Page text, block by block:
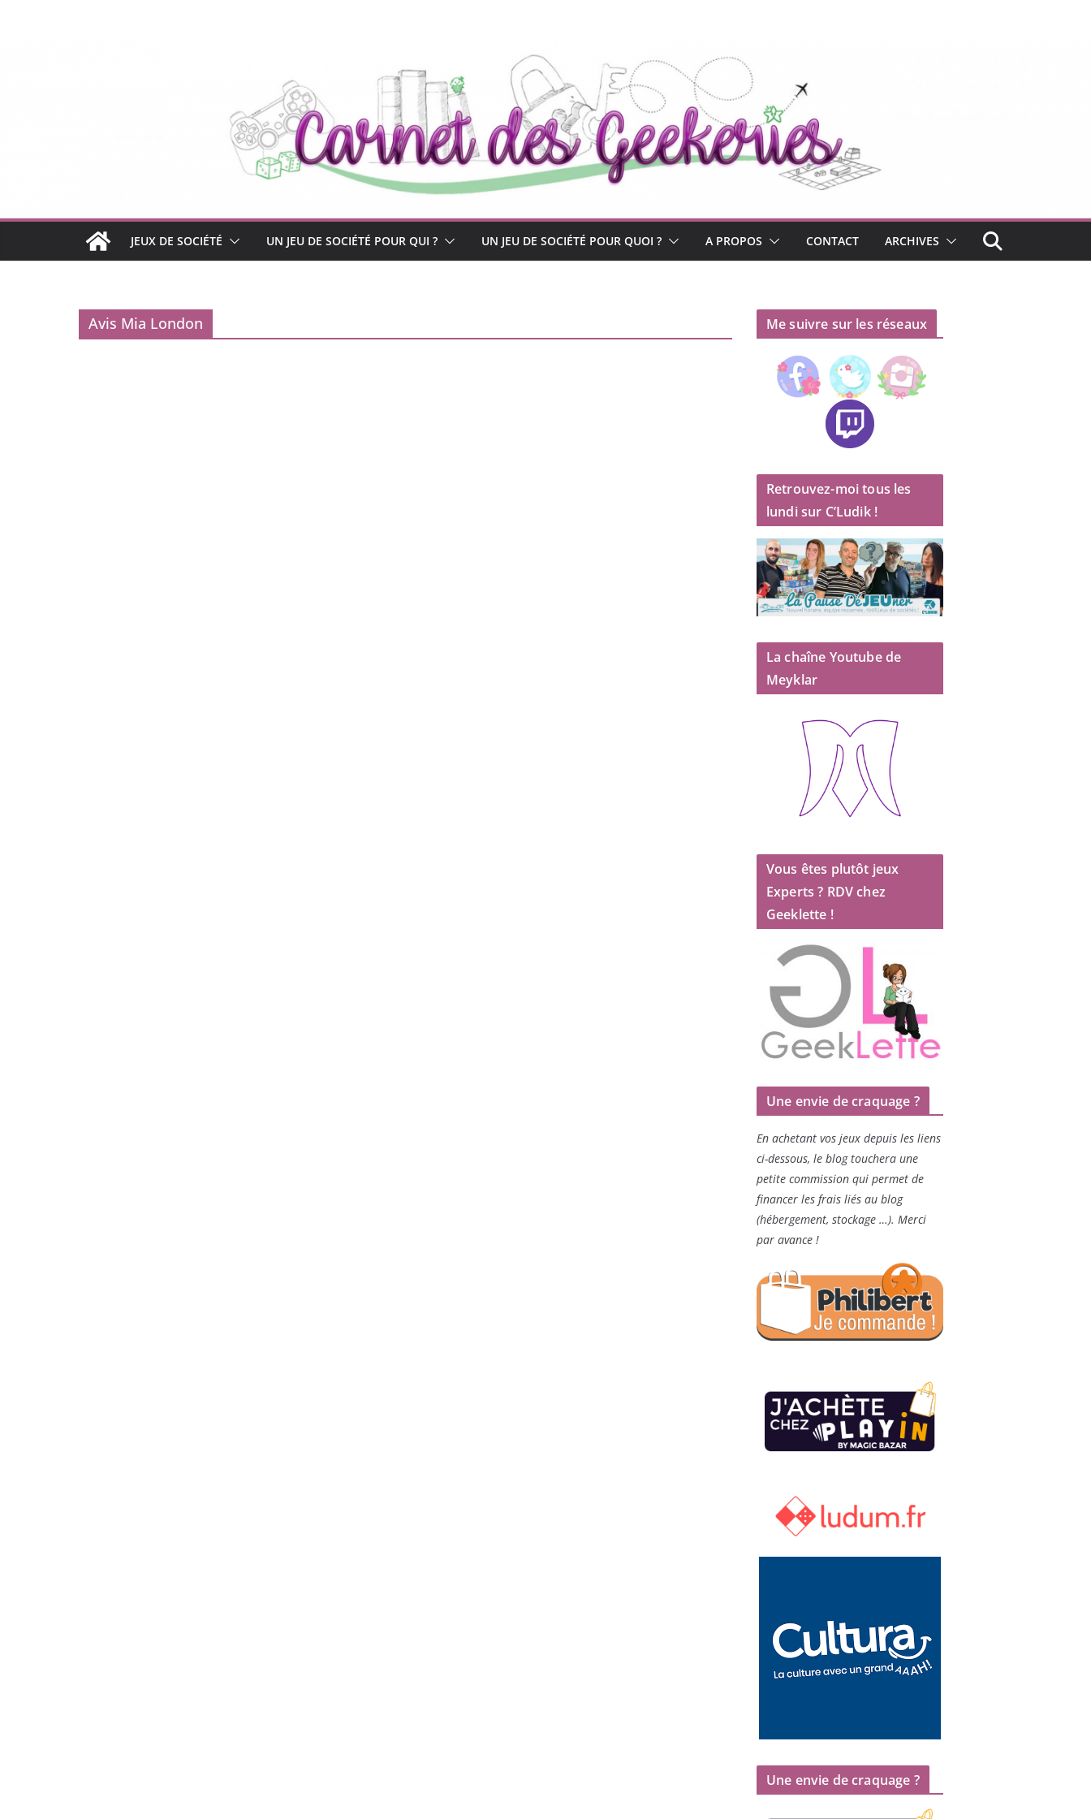
JEUX DE SOCIÉTÉ UN JEU DE SOCIÉTÉ POUR QUI ? UN JEU DE SOCIÉTÉ POUR QUOI ? A PROPOS CONTACT ARCHIVES
Avis Mia London Me suivre sur les réseaux
Retrouvez-moi tous les
lundi sur C’Ludik !
La chaîne Youtube de
Meyklar
Vous êtes plutôt jeux
Experts ? RDV chez
Geeklette !
Une envie de craquage ?
En achetant vos jeux depuis les liens
ci-dessous, le blog touchera une
petite commission qui permet de
financer les frais liés au blog
(hébergement, stockage …). Merci
par avance !
Une envie de craquage ?